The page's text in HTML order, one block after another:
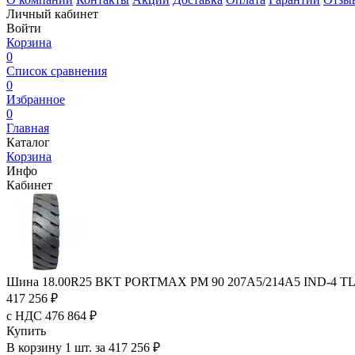
Личный кабинет
Войти
Корзина
0
Список сравнения
0
Избранное
0
Главная
Каталог
Корзина
Инфо
Кабинет
Шина 18.00R25 BKT PORTMAX PM 90 207A5/214A5 IND-4 TL
417 256 ₽
с НДС 476 864 ₽
Купить
В корзину 1 шт. за 417 256 ₽